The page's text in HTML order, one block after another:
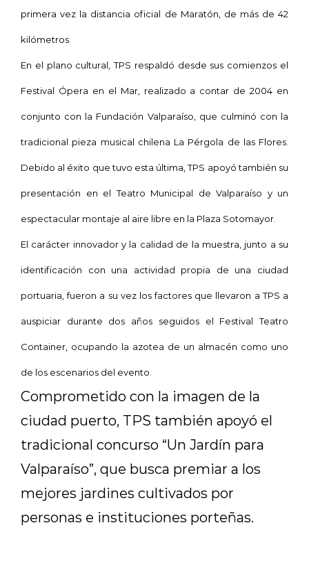
primera vez la distancia oficial de Maratón, de más de 42
kilómetros.
En el plano cultural, TPS respaldó desde sus comienzos el
Festival Ópera en el Mar, realizado a contar de 2004 en
conjunto con la Fundación Valparaíso, que culminó con la
tradicional pieza musical chilena La Pérgola de las Flores.
Debido al éxito que tuvo esta última, TPS apoyó también su
presentación en el Teatro Municipal de Valparaíso y un
espectacular montaje al aire libre en la Plaza Sotomayor.
El carácter innovador y la calidad de la muestra, junto a su
identificación con una actividad propia de una ciudad
portuaria, fueron a su vez los factores que llevaron a TPS a
auspiciar durante dos años seguidos el Festival Teatro
Container, ocupando la azotea de un almacén como uno
de los escenarios del evento.
Comprometido con la imagen de la
ciudad puerto, TPS también apoyó el
tradicional concurso “Un Jardín para
Valparaíso”, que busca premiar a los
mejores jardines cultivados por
personas e instituciones porteñas.